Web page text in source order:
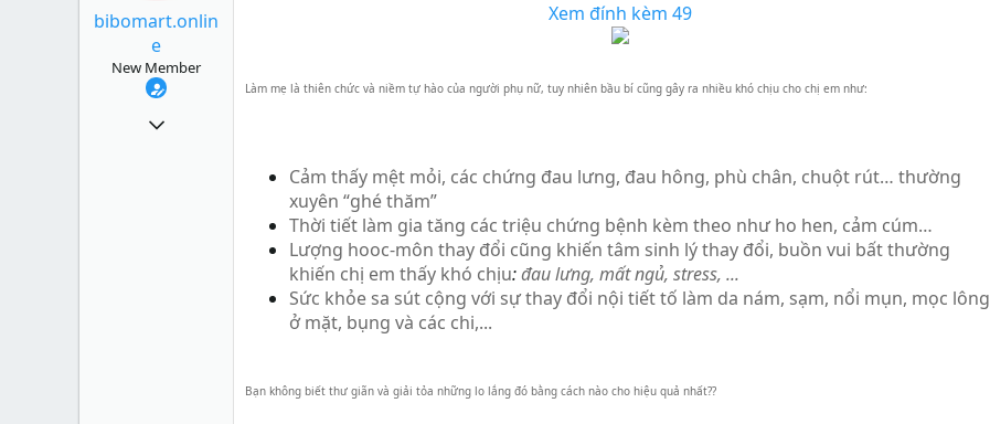
bibomart.onlin
e
New Member
Xem đính kèm 49
Làm mẹ là thiên chức và niềm tự hào của người phụ nữ, tuy nhiên bầu bí cũng gây ra nhiều khó chịu cho chị em như:
Cảm thấy mệt mỏi, các chứng đau lưng, đau hông, phù chân, chuột rút… thường
xuyên “ghé thăm”
Thời tiết làm gia tăng các triệu chứng bệnh kèm theo như ho hen, cảm cúm…
Lượng hooc-môn thay đổi cũng khiến tâm sinh lý thay đổi, buồn vui bất thường
khiến chị em thấy khó chịu:đau lưng, mất ngủ, stress, ...
Sức khỏe sa sút cộng với sự thay đổi nội tiết tố làm da nám, sạm, nổi mụn, mọc lông
ở mặt, bụng và các chi,...
Bạn không biết thư giãn và giải tỏa những lo lắng đó bằng cách nào cho hiệu quả nhất??